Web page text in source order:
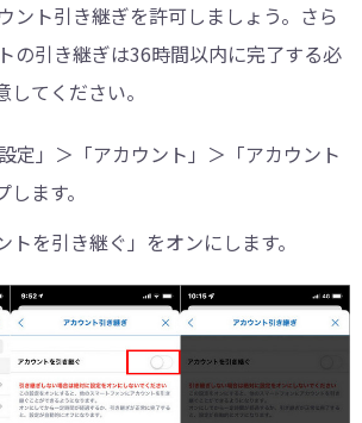
ント引き継ぎを許可しましょう。さら
の引き継ぎは36時間以内に完了する必
てください。
定」＞「アカウント」＞「アカウント
ます。
トを引き継ぐ」をオンにします。